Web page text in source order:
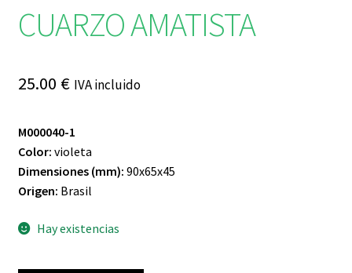
CUARZO AMATISTA
25.00 € IVA incluido
M000040-1
Color: violeta
Dimensiones (mm): 90x65x45
Origen: Brasil
Hay existencias